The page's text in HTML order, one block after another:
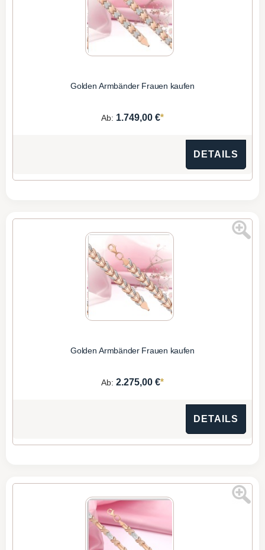
Golden Armbänder Frauen kaufen
Ab: 1.749,00 €*
DETAILS
Golden Armbänder Frauen kaufen
Ab: 2.275,00 €*
DETAILS